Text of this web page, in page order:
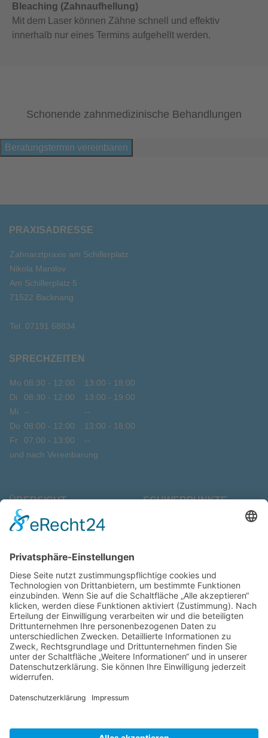
Bleaching (Zahnaufhellung)
Mit dem Laser können Zähne schnell und effektiv
innerhalb nur eines Termins aufgehellt werden.
Schonende zahnmedizinische Behandlungen
Beratungstermin vereinbaren
PRAXISADRESSE
Zahnarztpraxis am Schillerplatz
Nikola Marolov
Am Schillerplatz 5
71522 Backnang
Tel. 07191 68834
SPRECHZEITEN
Mo 08:30 - 12:00
13:00 - 18:00
Di
08:30 - 12:00
13:00 - 19:00
Mi
--
--
Do 08:00 - 12:00
13:00 - 18:00
Fr
07:00 - 13:00
--
und nach Vereinbarung
ÜBERSICHT
Start
Neupatienten
Kontakt
Datenschutz
Impressum
SCHWERPUNKTE
Moderne
Zahnheilkunde
Made with ❤️ by